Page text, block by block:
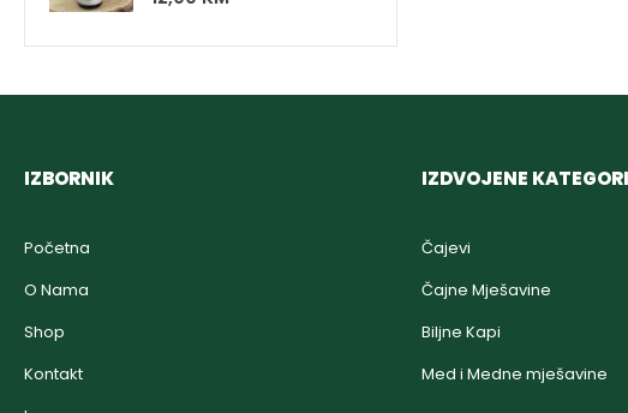
IZBORNIK
Početna
O Nama
Shop
Kontakt
IZDVOJENE
Čajevi
Čajne Mješavine
Biljne Kapi
Med i Medne mješavine